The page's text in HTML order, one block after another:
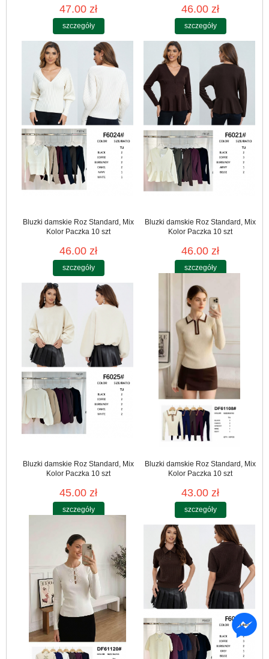
47.00 zł
szczegóły
46.00 zł
szczegóły
Bluzki damskie Roz Standard, Mix
Kolor Paczka 10 szt
46.00 zł
szczegóły
Bluzki damskie Roz Standard, Mix
Kolor Paczka 10 szt
46.00 zł
szczegóły
Bluzki damskie Roz Standard, Mix
Kolor Paczka 10 szt
45.00 zł
szczegóły
Bluzki damskie Roz Standard, Mix
Kolor Paczka 10 szt
43.00 zł
szczegóły